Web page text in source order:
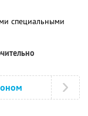
специальными